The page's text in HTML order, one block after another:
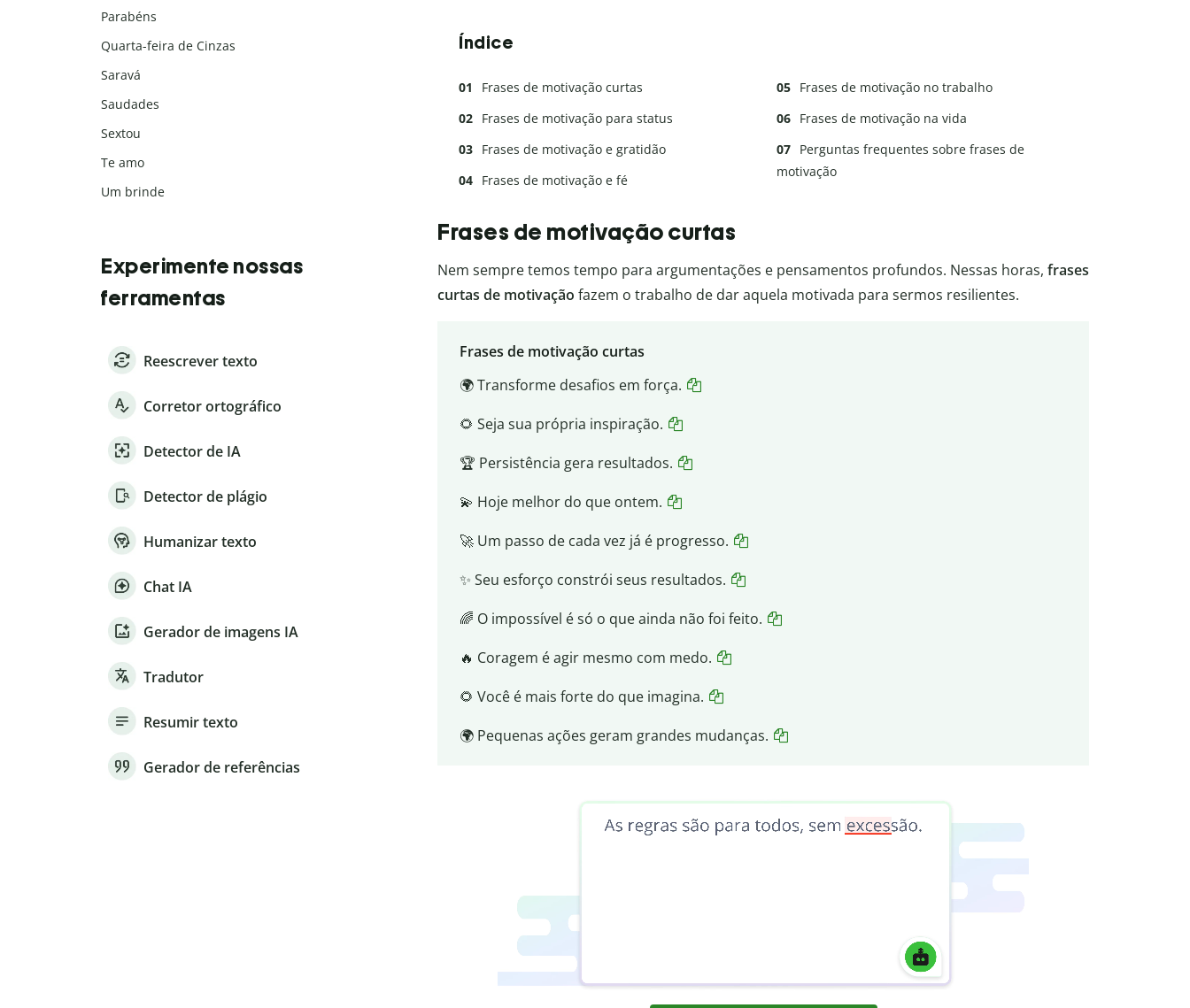
Índice
Frases de motivação curtas
Frases de motivação para status
Frases de motivação e gratidão
Frases de motivação e fé
Frases de motivação no trabalho
Frases de motivação na vida
Perguntas frequentes sobre frases de
motivação
Frases de motivação curtas
Nem sempre temos tempo para argumentações e pensamentos profundos. Nessas horas, frases
curtas de motivação fazem o trabalho de dar aquela motivada para sermos resilientes.
Frases de motivação curtas
🌍 Transforme desafios em força.
🌻 Seja sua própria inspiração.
🏆 Persistência gera resultados.
💫 Hoje melhor do que ontem.
🚀 Um passo de cada vez já é progresso.
✨ Seu esforço constrói seus resultados.
🌈 O impossível é só o que ainda não foi feito.
🔥 Coragem é agir mesmo com medo.
🌻 Você é mais forte do que imagina.
🌍 Pequenas ações geram grandes mudanças.
Parabéns
Quarta-feira de Cinzas
Saravá
Saudades
Sextou
Te amo
Um brinde
Experimente nossas
ferramentas
Reescrever texto
Corretor ortográfico
Detector de IA
Detector de plágio
Humanizar texto
Chat IA
Gerador de imagens IA
Tradutor
Resumir texto
Gerador de referências